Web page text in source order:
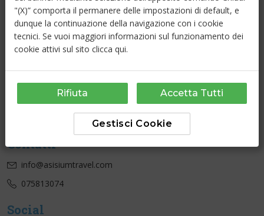
Contatti
Cookie Policy
Privacy Policy
ASISIUM TRAVEL
Ragione sociale e sede legale:
ASSISI GROUP S.R.L.
Via Borgo Aretino, 51/A, Assisi, PG
Contatti
info@asisiumtravel.com
075813074
Social
"(X)” comporta il permanere delle impostazioni di default, e
dunque la continuazione della navigazione con i cookie
tecnici. Se vuoi maggiori informazioni sul funzionamento dei
cookie attivi sul sito clicca qui.
Gestisci Cookie
Rifiuta Accetta Tutti